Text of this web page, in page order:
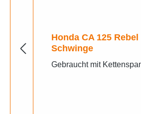
Honda CA 125 Rebel
Schwinge
Gebraucht mit